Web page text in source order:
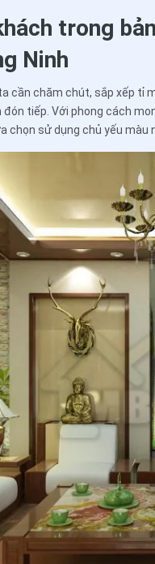
trong
Ninh
cần chăm chút, sắp xếp
tiếp. Với phong cách
chọn sử dụng chủ yếu màu